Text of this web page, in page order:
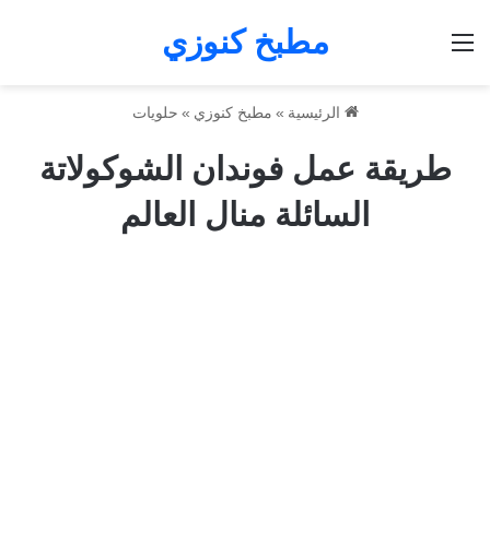
مطبخ كنوزي
الرئيسية » مطبخ كنوزي » حلويات
طريقة عمل فوندان الشوكولاتة
السائلة منال العالم